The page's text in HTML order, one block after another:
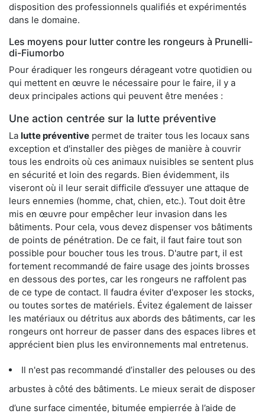
disposition des professionnels qualifiés et expérimentés
dans le domaine.
Les moyens pour lutter contre les rongeurs à Prunelli-
di-Fiumorbo
Pour éradiquer les rongeurs dérageant votre quotidien ou
qui mettent en œuvre le nécessaire pour le faire, il y a
deux principales actions qui peuvent être menées :
Une action centrée sur la lutte préventive
La lutte préventive permet de traiter tous les locaux sans
exception et d'installer des pièges de manière à couvrir
tous les endroits où ces animaux nuisibles se sentent plus
en sécurité et loin des regards. Bien évidemment, ils
viseront où il leur serait difficile d’essuyer une attaque de
leurs ennemies (homme, chat, chien, etc.). Tout doit être
mis en œuvre pour empêcher leur invasion dans les
bâtiments. Pour cela, vous devez dispenser vos bâtiments
de points de pénétration. De ce fait, il faut faire tout son
possible pour boucher tous les trous. D'autre part, il est
fortement recommandé de faire usage des joints brosses
en dessous des portes, car les rongeurs ne raffolent pas
de ce type de contact. Il faudra éviter d'exposer les stocks,
ou toutes sortes de matériels. Évitez également de laisser
les matériaux ou détritus aux abords des bâtiments, car les
rongeurs ont horreur de passer dans des espaces libres et
apprécient bien plus les environnements mal entretenus.
Il n'est pas recommandé d’installer des pelouses ou des
arbustes à côté des bâtiments. Le mieux serait de disposer
d’une surface cimentée, bitumée empierrée à l’aide de